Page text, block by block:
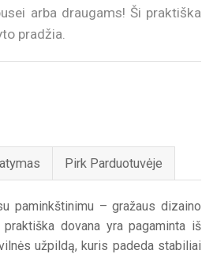
arba draugams! Ši praktiška
pradžia.
Pirk Parduotuvėje
paminkštinimu – gražaus dizaino
dovana yra pagaminta iš
užpildą, kuris padeda stabiliai